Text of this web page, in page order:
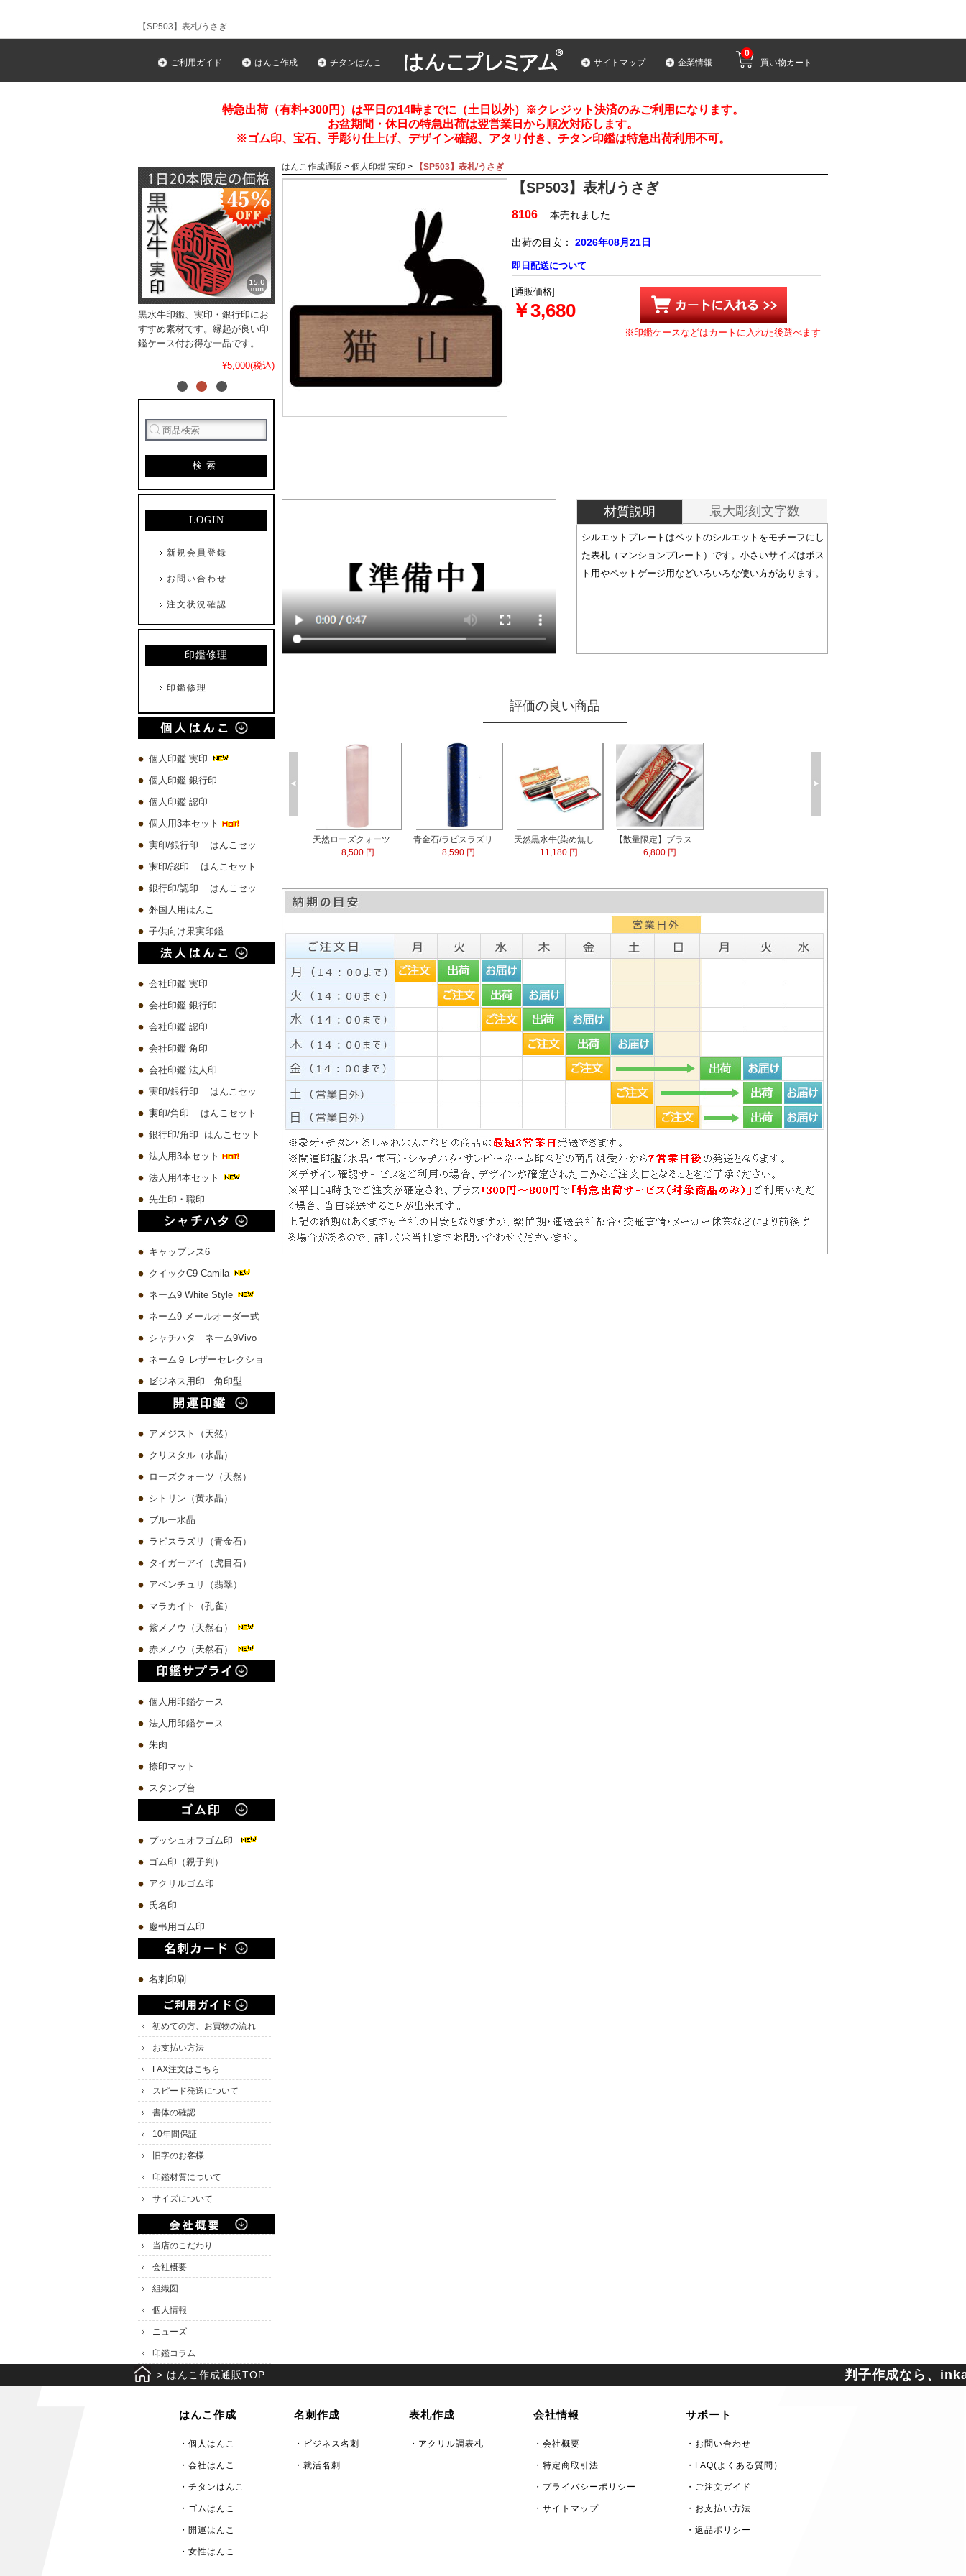
【SP503】表札/うさぎ
ご利用ガイド はんこ作成 チタンはんこ サイトマップ 企業情報 買い物カート
0
特急出荷（有料+300円）は平日の14時までに（土日以外）※クレジット決済のみご利用になります。
お盆期間・休日の特急出荷は翌営業日から順次対応します。
※ゴム印、宝石、手彫り仕上げ、デザイン確認、アタリ付き、チタン印鑑は特急出荷利用不可。
黒水牛印鑑、実印・銀行印にお
すすめ素材です。縁起が良い印
鑑ケース付お得な一品です。
¥5,000(税込)
検索
LOGIN
新規会員登録
お問い合わせ
注文状況確認
印鑑修理
印鑑修理
個人印鑑 実印
個人印鑑 銀行印
個人印鑑 認印
個人用3本セット
実印/銀行印 はんこセッ
ト
実印/認印 はんこセット
銀行印/認印 はんこセッ
ト
外国人用はんこ
子供向け果実印鑑
会社印鑑 実印
会社印鑑 銀行印
会社印鑑 認印
会社印鑑 角印
会社印鑑 法人印
実印/銀行印 はんこセッ
ト
実印/角印 はんこセット
銀行印/角印 はんこセット
法人用3本セット
法人用4本セット
先生印・職印
キャップレス6
クイックC9 Camila
ネーム9 White Style
ネーム9 メールオーダー式
シャチハタ ネーム9Vivo
ネーム９ レザーセレクショ
ン
ビジネス用印 角印型
アメジスト（天然）
クリスタル（水晶）
ローズクォーツ（天然）
シトリン（黄水晶）
ブルー水晶
ラビスラズリ（青金石）
タイガーアイ（虎目石）
アベンチュリ（翡翠）
マラカイト（孔雀）
紫メノウ（天然石）
赤メノウ（天然石）
個人用印鑑ケース
法人用印鑑ケース
朱肉
捺印マット
スタンプ台
プッシュオフゴム印
ゴム印（親子判）
アクリルゴム印
氏名印
慶弔用ゴム印
名刺印刷
初めての方、お買物の流れ
お支払い方法
FAX注文はこちら
スピード発送について
書体の確認
10年間保証
旧字のお客様
印鑑材質について
サイズについて
当店のこだわり
会社概要
組織図
個人情報
ニューズ
印鑑コラム
はんこ作成通販 > 個人印鑑 実印 > 【SP503】表札/うさぎ
【SP503】表札/うさぎ
8106 本売れました
出荷の目安： 2026年08月21日
即日配送について
[通販価格]
￥3,680
※印鑑ケースなどはカートに入れた後選べます
材質説明 最大彫刻文字数
シルエットプレートはペットのシルエットをモチーフにし
た表札（マンションプレート）です。小さいサイズはポス
ト用やペットゲージ用などいろいろな使い方があります。
評価の良い商品
琥珀樹脂印鑑 ケース付き【一日10本限定】
4,500 円
19,780 円
天然ローズクォーツ水晶 実印13.5mm
8,500 円
青金石/ラピスラズリ 実印60x15.0mm
8,590 円
天然黒水牛(染め無し) 実印60x16.5mm/銀行印60x13.5mm 2本セット
11,180 円
【数量限定】ブラストチタン印鑑 印鑑ケース付
6,800 円
> はんこ作成通販TOP 判子作成なら、
はんこ作成
・個人はんこ
・会社はんこ
・チタンはんこ
・ゴムはんこ
・開運はんこ
・女性はんこ
名刺作成
・ビジネス名刺
・就活名刺
表札作成
・アクリル調表札
会社情報
・会社概要
・特定商取引法
・プライバシーポリシー
・サイトマップ
サポート
・お問い合わせ
・FAQ(よくある質問）
・ご注文ガイド
・お支払い方法
・返品ポリシー